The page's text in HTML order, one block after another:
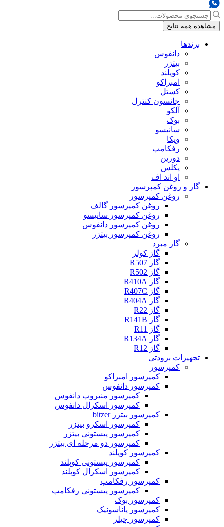
جستجو
...مشاهده همه نتایج
برندها
دانفوس
بیتزر
کوپلند
امبراکو
کستل
جانسون کنترل
آلکو
بوک
سانیسو
ویکا
رفکامپ
دورین
پکلس
او اند اف
گاز و روغن کمپرسور
روغن کمپرسور
روغن کمپرسور گالف
روغن کمپرسور سانیسو
روغن کمپرسور دانفوس
روغن کمپرسور بیتزر
گاز مبرد
گاز کولر
گاز R507
گاز R502
گاز R410A
گاز R407C
گاز R404A
گاز R22
گاز R141B
گاز R11
گاز R134A
گاز R12
تجهیزات برودتی
کمپرسور
کمپرسور امبراکو
کمپرسور دانفوس
کمپرسور منیروپ دانفوس
کمپرسور اسکرال دانفوس
کمپرسور بیتزر bitzer
کمپرسور اسکرو بیتزر
کمپرسور پیستونی بیتزر
کمپرسور دو مرحله ای بیتزر
کمپرسور کوپلند
کمپرسور پیستونی کوپلند
کمپرسور اسکرال کوپلند
کمپرسور رفکامپ
کمپرسور پیستونی رفکامپ
کمپرسور بوک
کمپرسور پاناسونیک
کمپرسور چیلر